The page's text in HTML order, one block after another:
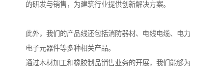
的研发与销售，为建筑行业提供创新解决方案。
此外，我们的产品线还包括消防器材、电线电缆、电力
电子元器件等多种相关产品。
通过木材加工和橡胶制品销售业务的开展，我们能够为